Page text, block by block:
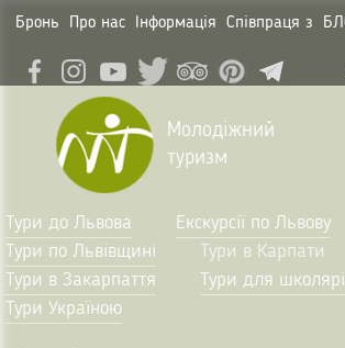
Бронь Про нас Інформація Співпраця з
Молодіжний
туризм
Тури до Львова
Екскурсії по Львову
Тури по Львівщині
Тури в Карпати
Тури в Закарпаття
Тури для
Тури Україною